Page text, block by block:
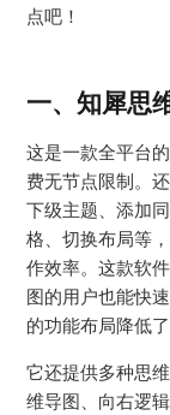
点吧！
一、知犀思
这是一款全平台
费无节点限制。
下级主题、添加
格、切换布局等
作效率。这款软
图的用户也能快
的功能布局降低了
它还提供多种思
维导图、向右逻